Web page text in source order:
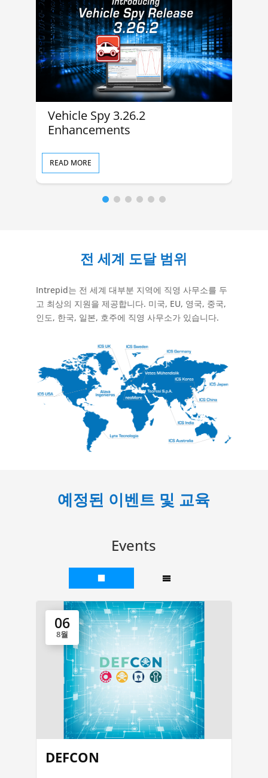
Vehicle Spy 3.26.2
Enhancements
READ MORE
전 세계 도달 범위
Intrepid는 전 세계 대부분 지역에 직영 사무소를 두
고 최상의 지원을 제공합니다. 미국, EU, 영국, 중국,
인도, 한국, 일본, 호주에 직영 사무소가 있습니다.
예정된 이벤트 및 교육
Events
06
8월
DEFCON